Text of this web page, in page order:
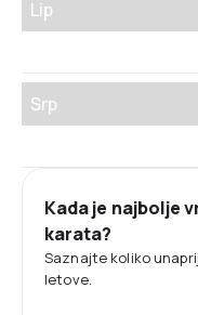
Lip
Srp
Kada je najbolje
karata?
Saznajte koliko
letove.